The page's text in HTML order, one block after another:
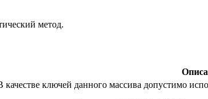
метод.
ключей данного массива допустимо